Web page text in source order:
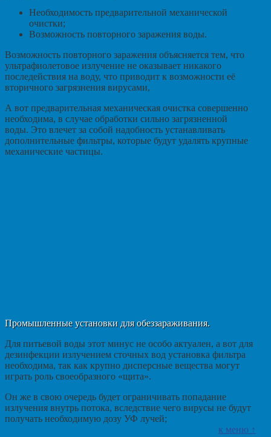
Необходимость предварительной механической
очистки;
Возможность повторного заражения воды.
Возможность повторного заражения объясняется тем, что
ультрафиолетовое излучение не оказывает никакого
последействия на воду, что приводит к возможности её
вторичного загрязнения вирусами,
А вот предварительная механическая очистка совершенно
необходима, в случае обработки сильно загрязненной
воды. Это влечет за собой надобность устанавливать
дополнительные фильтры, которые будут удалять крупные
механические частицы.
Промышленные установки для обеззараживания.
Для питьевой воды этот минус не особо актуален, а вот для
дезинфекции излучением сточных вод установка фильтра
необходима, так как крупно дисперсные вещества могут
играть роль своеобразного «щита».
Он же в свою очередь будет ограничивать попадание
излучения внутрь потока, вследствие чего вирусы не будут
получать необходимую дозу УФ лучей;
к меню ↑